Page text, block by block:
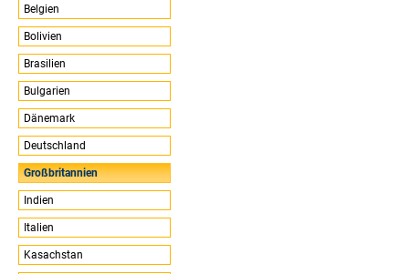
Belgien
Bolivien
Brasilien
Bulgarien
Dänemark
Deutschland
Großbritannien
Indien
Italien
Kasachstan